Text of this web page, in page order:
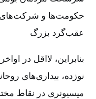
حكومت‌‌ها و شركت‌‌های
عقب‌‌گرد بزرگ
بنابراین، لااقل در
نوزده، بیداری‌‌های
میسیونری در نقاط